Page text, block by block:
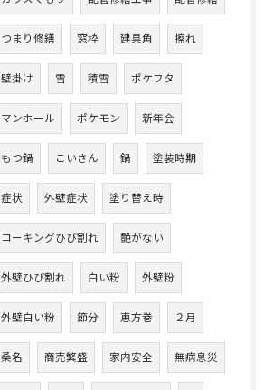
つまり修繕 窓枠 建具角 擦れ
壁掛け 雪 積雪 ポケフタ
マンホール ポケモン 新年会
もつ鍋 こいさん 鍋 塗装時期
症状 外壁症状 塗り替え時
コーキングひび割れ 艶がない
外壁ひび割れ 白い粉 外壁粉
外壁白い粉 節分 恵方巻 ２月
桑名 商売繁盛 家内安全 無病息災